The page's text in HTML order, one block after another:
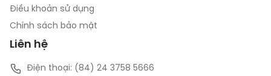
Điều khoản sử dụng
Chính sách bảo mật
Liên hệ
Điện thoại: (84) 24 3758 5666